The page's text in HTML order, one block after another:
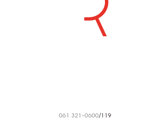
061 321-0600/119